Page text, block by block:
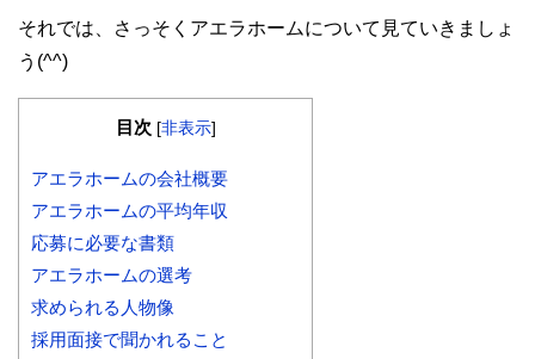
それでは、さっそくアエラホームについて見ていきましょ
う(^^)
目次 [非表示]
アエラホームの会社概要
アエラホームの平均年収
応募に必要な書類
アエラホームの選考
求められる人物像
採用面接で聞かれること